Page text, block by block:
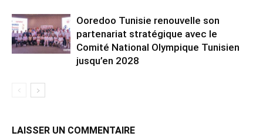
Ooredoo Tunisie renouvelle son
partenariat stratégique avec le
Comité National Olympique Tunisien
jusqu’en 2028
LAISSER UN COMMENTAIRE